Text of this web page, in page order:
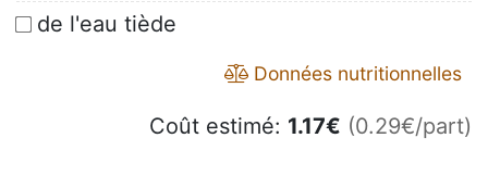
de l'eau tiède
Données nutritionnelles
Coût estimé: 1.17€ (0.29€/part)